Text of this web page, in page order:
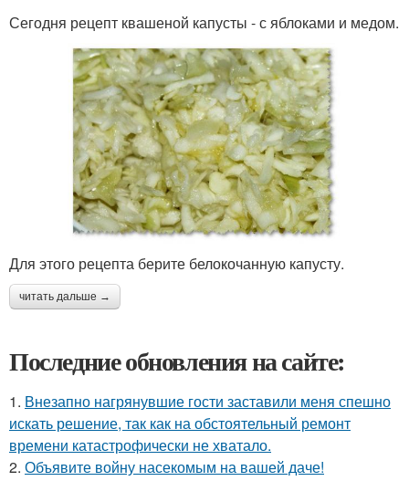
Сегодня рецепт квашеной капусты - с яблоками и медом.
Для этого рецепта берите белокочанную капусту.
читать дальше →
Последние обновления на сайте:
1. Внезапно нагрянувшие гости заставили меня спешно
искать решение, так как на обстоятельный ремонт
времени катастрофически не хватало.
2. Объявите войну насекомым на вашей даче!